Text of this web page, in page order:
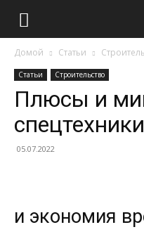
Домой Статьи
Статьи Строительство
Плюсы и
спецтехники
05.07.2022
и экономия